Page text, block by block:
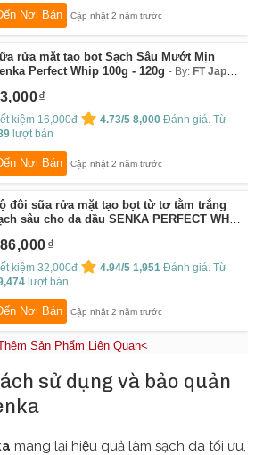
Nơi Bán Cập nhật 2 năm trước
rửa mặt tạo bọt Sạch Sâu Mướt Mịn
Perfect Whip 100g - 120g
By:FT Japan
kiệm 16,000đ 4.73/5 8,000 Đánh giá. Từ
lượt bán
Nơi Bán Cập nhật 2 năm trước
đôi sữa rửa mặt tạo bọt từ tơ tằm trắng
sâu cho da dầu SENKA PERFECT WHIP
kiệm 32,000đ 4.94/5 1,951 Đánh giá. Từ
lượt bán
Nơi Bán Cập nhật 2 năm trước
Sản Phẩm Liên Quan<
sử dụng và bảo quản
mang lại hiệu quả làm sạch da tối ưu,